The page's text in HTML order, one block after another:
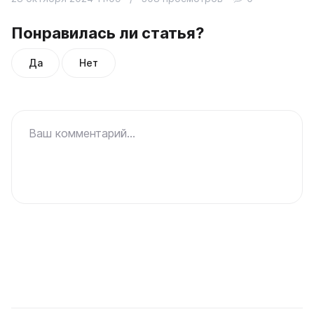
Понравилась ли статья?
Да Нет
Ваш комментарий...